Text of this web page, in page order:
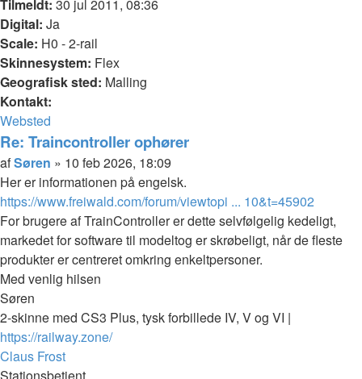
Tilmeldt: 30 jul 2011, 08:36
Digital: Ja
Scale: H0 - 2-rail
Skinnesystem: Flex
Geografisk sted: Malling
Kontakt:
Kontakt
Søren
Websted
Re: Traincontroller ophører
Citer
Indlæg
afSøren » 10 feb 2026, 18:09
Her er informationen på engelsk.
https://www.freiwald.com/forum/viewtopi ... 10&t=45902
For brugere af TrainController er dette selvfølgelig kedeligt,
markedet for software til modeltog er skrøbeligt, når de fleste
produkter er centreret omkring enkeltpersoner.
Med venlig hilsen
Søren
2-skinne med CS3 Plus, tysk forbillede IV, V og VI |
https://railway.zone/
Top
Claus Frost